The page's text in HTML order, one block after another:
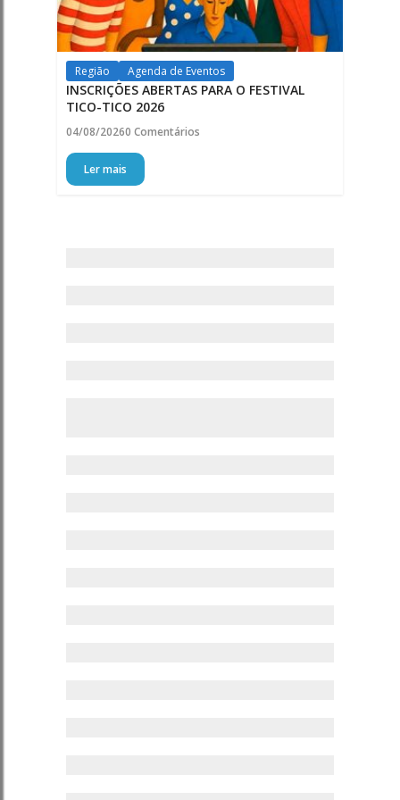
Região Agenda de Eventos
INSCRIÇÕES ABERTAS PARA O FESTIVAL
TICO-TICO 2026
04/08/20260 Comentários
Ler mais